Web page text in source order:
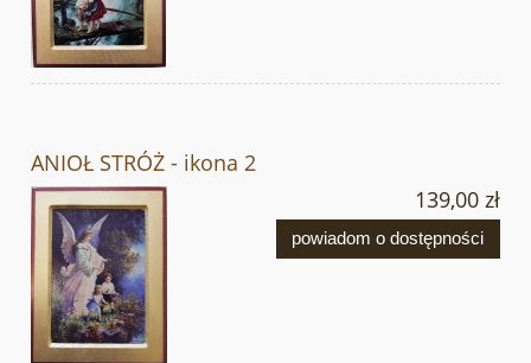
ANIOŁ STRÓŻ - ikona 2
139,00 zł
powiadom o dostępności